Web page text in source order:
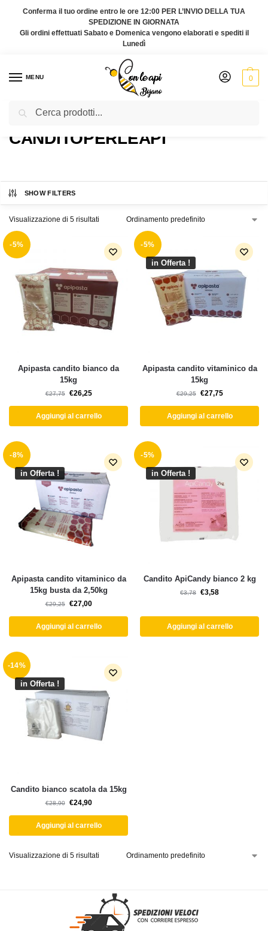
Conferma il tuo ordine entro le ore 12:00 PER L’INVIO DELLA TUA
SPEDIZIONE IN GIORNATA
Gli ordini effettuati Sabato e Domenica vengono elaborati e spediti il
Lunedì
MENU 0
Home Prodotti taggati “canditoperleapi”
CANDITOPERLEAPI
SHOW FILTERS
Visualizzazione di 5 risultati
-5%
Apipasta candito bianco da
15kg
€27,75 €26,25
Aggiungi al carrello
-5%
in Offerta !
Apipasta candito vitaminico da
15kg
€29,25 €27,75
Aggiungi al carrello
-8%
in Offerta !
Apipasta candito vitaminico da
15kg busta da 2,50kg
€29,25 €27,00
Aggiungi al carrello
-5%
in Offerta !
Candito ApiCandy bianco 2 kg
€3,78 €3,58
Aggiungi al carrello
-14%
in Offerta !
Candito bianco scatola da 15kg
€28,90 €24,90
Aggiungi al carrello
Visualizzazione di 5 risultati